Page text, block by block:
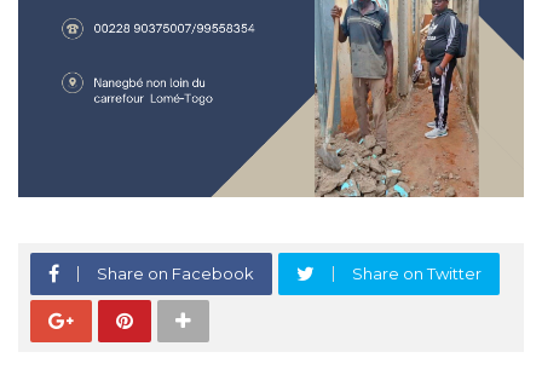
Share on Facebook Share on Twitter